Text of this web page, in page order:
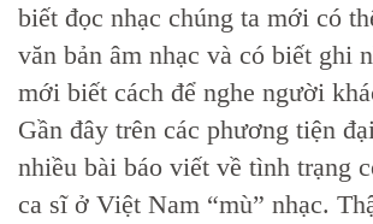
biết đọc nhạc chúng ta mới có
văn bản âm nhạc và có biết ghi
mới biết cách để nghe người
Gần đây trên các phương tiện
nhiều bài báo viết về tình trạng
ca sĩ ở Việt Nam “mù” nhạc.